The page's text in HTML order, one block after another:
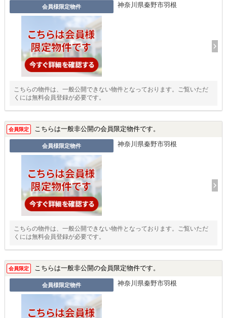
会員様限定物件 神奈川県秦野市羽根
こちらの物件は、一般公開できない物件となっております。ご覧いただ
くには無料会員登録が必要です。
会員限定 こちらは一般非公開の会員限定物件です。
会員様限定物件 神奈川県秦野市羽根
こちらの物件は、一般公開できない物件となっております。ご覧いただ
くには無料会員登録が必要です。
会員限定 こちらは一般非公開の会員限定物件です。
会員様限定物件 神奈川県秦野市羽根